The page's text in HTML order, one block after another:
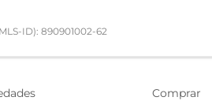
plusvalía
ID): 890901002-62
Comprar